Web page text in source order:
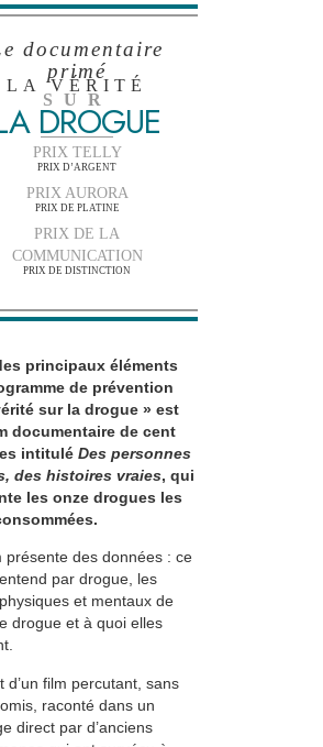
documentaire
primé
LA VÉRITÉ
SUR
DROGUE
PRIX TELLY
PRIX D’ARGENT
PRIX AURORA
PRIX DE PLATINE
PRIX DE LA
COMMUNICATION
PRIX DE DISTINCTION
principaux éléments
de prévention
sur la drogue » est
documentaire de cent
intitulé Des personnes
des histoires vraies, qui
les onze drogues les
présente des données : ce
par drogue, les
et mentaux de
drogue et à quoi elles
d’un film percutant, sans
raconté dans un
direct par d’anciens